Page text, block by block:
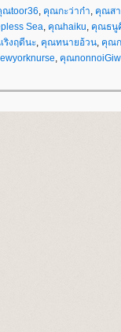
ณtoor36, คุณกะว่าก๋า, คุณสา
Sea, คุณhaiku, คุณธนู
ริงฤดีนะ, คุณทนายอ้วน, คุณก
, คุณ